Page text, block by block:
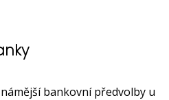
bankovní předvolby u